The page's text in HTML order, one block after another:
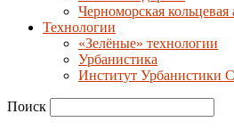
Черноморская кольцевая
Технологии
«Зелёные» технологии
Урбанистика
Институт Урбанистики
Поиск